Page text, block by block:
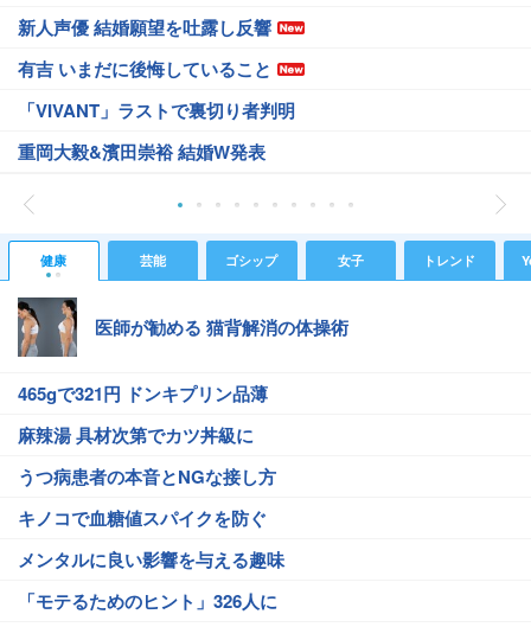
新人声優 結婚願望を吐露し反響
有吉 いまだに後悔していること
「VIVANT」ラストで裏切り者判明
重岡大毅&濱田崇裕 結婚W発表
健康 芸能 ゴシップ 女子 トレンド
医師が勧める 猫背解消の体操術
465gで321円 ドンキプリン品薄
麻辣湯 具材次第でカツ丼級に
うつ病患者の本音とNGな接し方
キノコで血糖値スパイクを防ぐ
メンタルに良い影響を与える趣味
「モテるためのヒント」326人に